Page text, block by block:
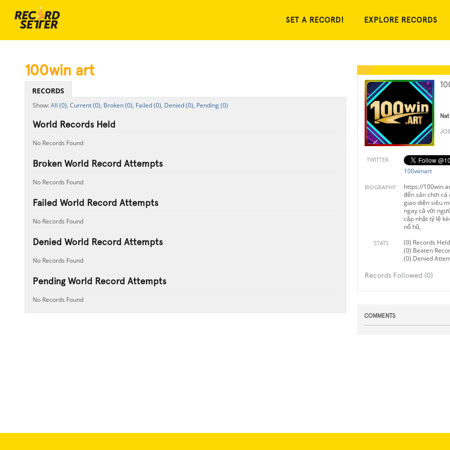
SET A RECORD! EXPLORE RECORDS
TWITTER
100winart
BIOGRAPHY
https://
đến sân chơi
giao diện siêu
ngay cả với
cập nhật tỷ lệ
nổ hũ,
STATS
(0) Records Held
(0) Beaten
(0) Denied
Records Followed (0)
COMMENTS
100win art
RECORDS
All (0), Current (0), Broken (0), Failed (0), Denied (0), Pending (0)
World Records Held
No Records Found
Broken World Record Attempts
No Records Found
Failed World Record Attempts
No Records Found
Denied World Record Attempts
No Records Found
Pending World Record Attempts
No Records Found